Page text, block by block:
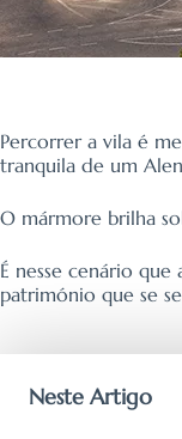
Percorrer a vila é
tranquila de um
O mármore brilha
É nesse cenário
património que se
Neste Artigo